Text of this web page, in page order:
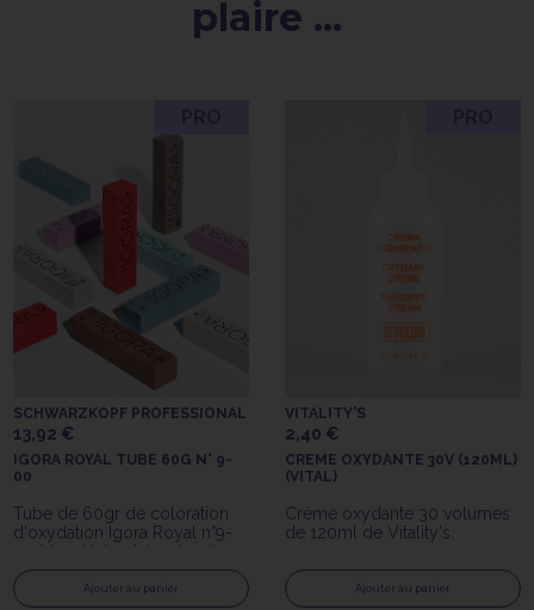
plaire ...
SCHWARZKOPF PROFESSIONAL
13,92 €
IGORA ROYAL TUBE 60G N° 9-
00
Tube de 60gr de coloration
d'oxydation Igora Royal n°9-
00 blond très clair naturel
extra Schwarzkopf
ProfessionnalAjouter au panier
VITALITY'S
2,40 €
CREME OXYDANTE 30V (120ML)
(VITAL)
Crème oxydante 30 volumes
de 120ml de Vitality's.
Ajouter au panier